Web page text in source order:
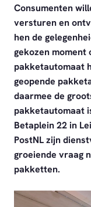
Consumenten
versturen en
hen de
gekozen moment
pakketautomaat
geopende
daarmee de
pakketautomaat
Betaplein 22 in
PostNL zijn
groeiende vraag
pakketten.